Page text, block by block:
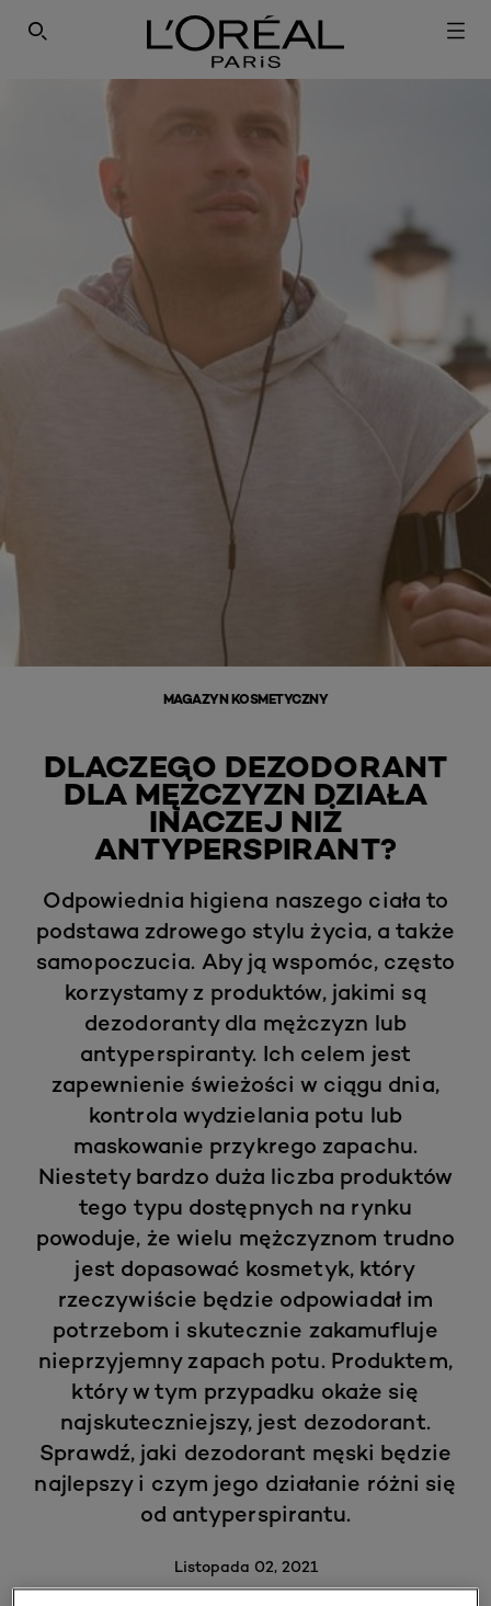
SEARCH THIS SITE
MAGAZYN KOSMETYCZNY
DLACZEGO DEZODORANT
DLA MĘŻCZYZN DZIAŁA
INACZEJ NIŻ
ANTYPERSPIRANT?
Odpowiednia higiena naszego ciała to
podstawa zdrowego stylu życia, a także
samopoczucia. Aby ją wspomóc, często
korzystamy z produktów, jakimi są
dezodoranty dla mężczyzn lub
antyperspiranty. Ich celem jest
zapewnienie świeżości w ciągu dnia,
kontrola wydzielania potu lub
maskowanie przykrego zapachu.
Niestety bardzo duża liczba produktów
tego typu dostępnych na rynku
powoduje, że wielu mężczyznom trudno
jest dopasować kosmetyk, który
rzeczywiście będzie odpowiadał im
potrzebom i skutecznie zakamufluje
nieprzyjemny zapach potu. Produktem,
który w tym przypadku okaże się
najskuteczniejszy, jest dezodorant.
Sprawdź, jaki dezodorant męski będzie
najlepszy i czym jego działanie różni się
od antyperspirantu.
Listopada 02, 2021